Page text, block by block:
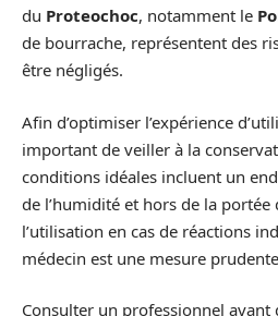
du Proteochoc, notamment le
de bourrache, représentent des
être négligés.
Afin d’optimiser l’expérience
important de veiller à la
conditions idéales incluent un
de l’humidité et hors de la portée
l’utilisation en cas de réactions
médecin est une mesure
Consulter un professionnel avant